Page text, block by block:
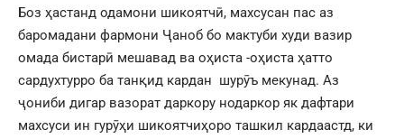
Боз ҳастанд одамони шикоятчӣ, махсусан пас аз
баромадани фармони Ҷаноб бо мактуби худи вазир
омада бистарӣ мешавад ва оҳиста -оҳиста ҳатто
сардухтурро ба танқид кардан шурӯъ мекунад. Аз
ҷониби дигар вазорат даркору нодаркор як дафтари
махсуси ин гурӯҳи шикоятчиҳоро ташкил кардаастд, ки